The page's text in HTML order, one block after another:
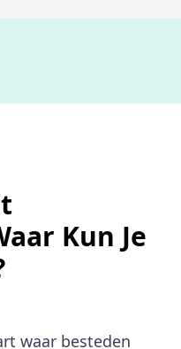
Kun Je
waar besteden